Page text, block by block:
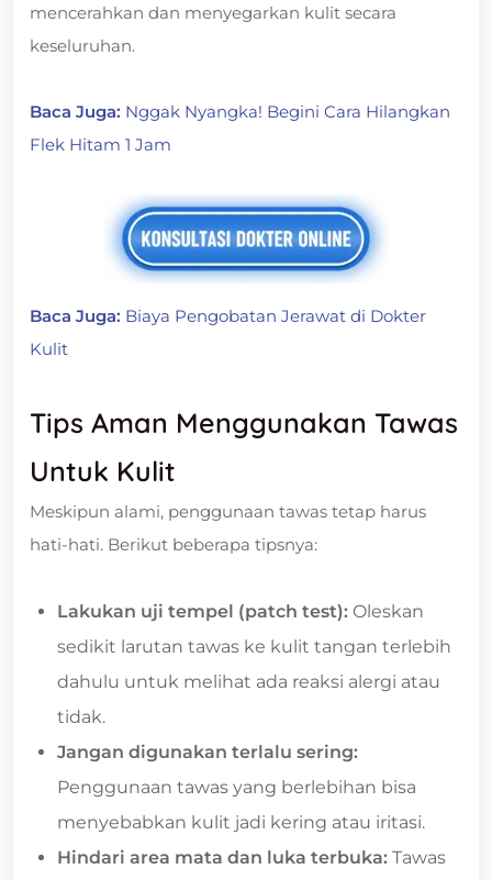
mencerahkan dan menyegarkan kulit secara
keseluruhan.
Baca Juga: Nggak Nyangka! Begini Cara Hilangkan
Flek Hitam 1 Jam
Baca Juga: Biaya Pengobatan Jerawat di Dokter
Kulit
Tips Aman Menggunakan Tawas
Untuk Kulit
Meskipun alami, penggunaan tawas tetap harus
hati-hati. Berikut beberapa tipsnya:
Lakukan uji tempel (patch test): Oleskan
sedikit larutan tawas ke kulit tangan terlebih
dahulu untuk melihat ada reaksi alergi atau
tidak.
Jangan digunakan terlalu sering:
Penggunaan tawas yang berlebihan bisa
menyebabkan kulit jadi kering atau iritasi.
Hindari area mata dan luka terbuka: Tawas